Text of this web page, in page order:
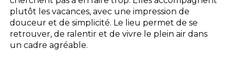
plutôt les vacances, avec une impression de
douceur et de simplicité. Le lieu permet de se
retrouver, de ralentir et de vivre le plein air dans
un cadre agréable.